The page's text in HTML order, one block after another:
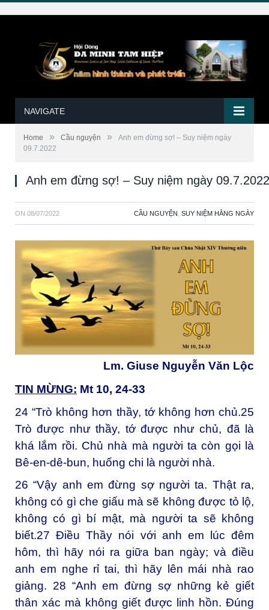
NAVIGATE
Home » Cầu nguyện »
Anh em đừng sợ! – Suy niệm ngày
09.7.2022
Anh em đừng sợ! – Suy niệm ngày 09.7.2022
ON 08/07/2022 CẦU NGUYỆN SUY NIỆM HẰNG NGÀY
Lm. Giuse Nguyễn Văn Lộc
TIN MỪNG: Mt 10, 24-33
24 “Trò không hơn thầy, tớ không hơn chủ.25
Trò được như thầy, tớ được như chủ, đã là
khá lắm rồi. Chủ nhà mà người ta còn gọi là
Bê-en-dê-bun, huống chi là người nhà.
26 “Vậy anh em đừng sợ người ta. Thật ra,
không có gì che giấu mà sẽ không được tỏ lộ,
không có gì bí mật, mà người ta sẽ không
biết.27 Điều Thầy nói với anh em lúc đêm
hôm, thì hãy nói ra giữa ban ngày; và điều
anh em nghe rỉ tai, thì hãy lên mái nhà rao
giảng. 28 “Anh em đừng sợ những kẻ giết
thân xác mà không giết được linh hồn. Đúng